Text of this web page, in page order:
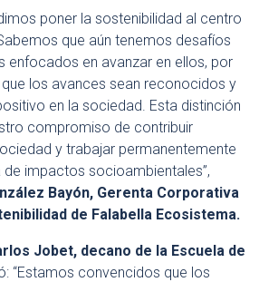
poner la sostenibilidad al centro
que aún tenemos desafíos
enfocados en avanzar en ellos, por
los avances sean reconocidos y
en la sociedad. Esta distinción
compromiso de contribuir
y trabajar permanentemente
impactos socioambientales”,
Bayón, Gerenta Corporativa
de Falabella Ecosistema.
Jobet, decano de la Escuela de
“Estamos convencidos que los